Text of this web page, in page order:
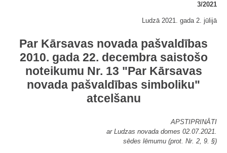
3/2021
Ludzā 2021. gada 2. jūlijā
Par Kārsavas novada pašvaldības
2010. gada 22. decembra saistošo
noteikumu Nr. 13 "Par Kārsavas
novada pašvaldības simboliku"
atcelšanu
APSTIPRINĀTI
ar Ludzas novada domes 02.07.2021.
sēdes lēmumu (prot. Nr. 2, 9. §)